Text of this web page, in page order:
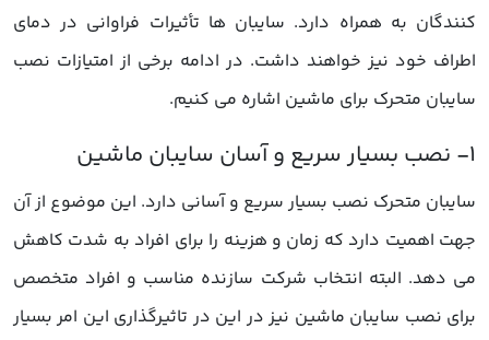
کنندگان به همراه دارد. سایبان ها تأثیرات فراوانی در دمای
اطراف خود نیز خواهند داشت. در ادامه برخی از امتیازات نصب
سایبان متحرک برای ماشین اشاره می کنیم.
سایبان متحرک نصب بسیار سریع و آسانی دارد. این موضوع از آن
جهت اهمیت دارد که زمان و هزینه را برای افراد به شدت کاهش
می دهد. البته انتخاب شرکت سازنده مناسب و افراد متخصص
برای نصب سایبان ماشین نیز در این در تاثیرگذاری این امر بسیار